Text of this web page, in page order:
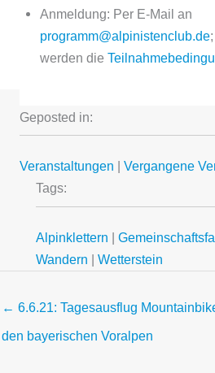
Anmeldung: Per E-Mail an
programm@alpinistenclub.de
werden die
Geposted in:
Veranstaltungen
Vergangene
Tags:
Alpinklettern |
Wandern | Wetterstein
← 6.6.21: Tagesausflug
den bayerischen Voralpen